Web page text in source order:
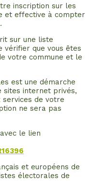
inscription sur les
et effective à compter
sur une liste
que vous êtes
votre commune et le
est une démarche
sites internet privés,
services de votre
ne sera pas
le lien
et européens de
électorales de